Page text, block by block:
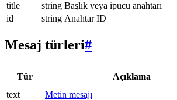
title
string Başlık veya ipucu anahtarı
id
string Anahtar ID
Mesaj türleri#
Tür Açıklama
text
Metin mesajı